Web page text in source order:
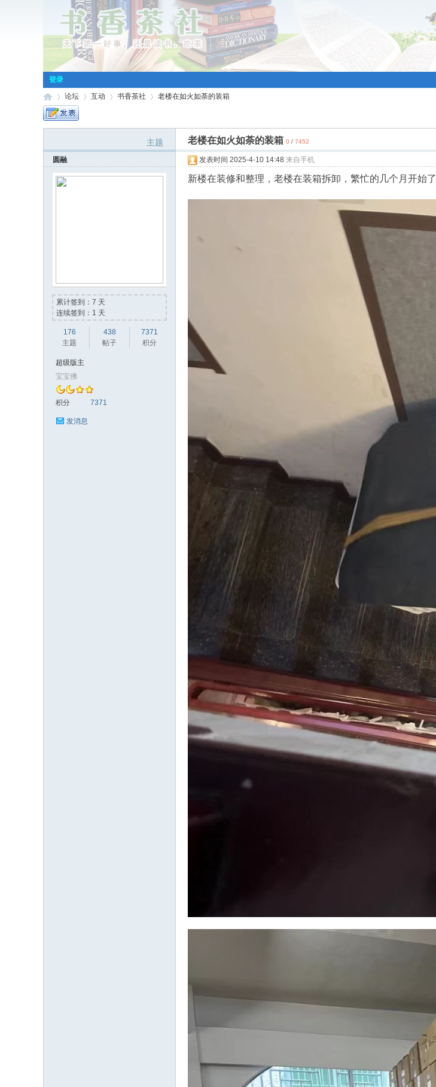
登录
小 »
论坛
›
互动
›
书香茶社
›
老楼在如火如荼的装箱
主题 老楼在如火如荼的装箱 0 / 7452
圆融
累计签到：7 天
连续签到：1 天
176
主题
438
帖子
7371
积分
超级版主
宝宝佛
积分 7371
发消息
发表时间 2025-4-10 14:48 来自手机
新楼在装修和整理，老楼在装箱拆卸，繁忙的几个月开始了